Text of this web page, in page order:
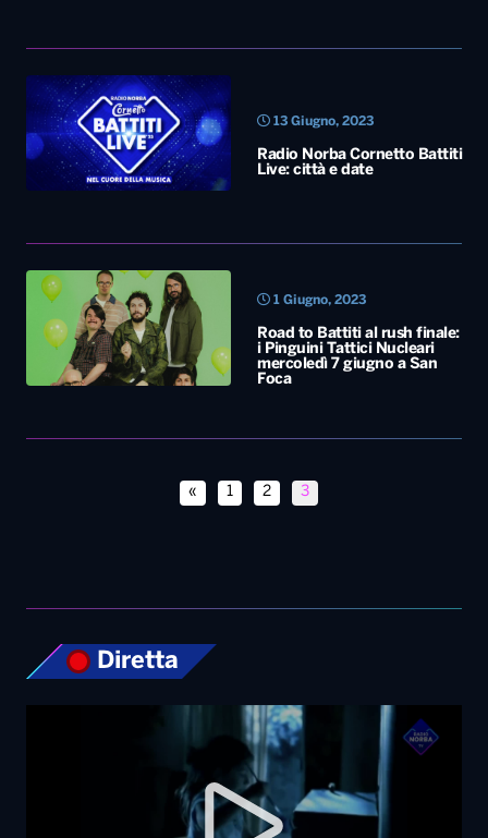
13 Giugno, 2023
Radio Norba Cornetto Battiti
Live: città e date
1 Giugno, 2023
Road to Battiti al rush finale:
i Pinguini Tattici Nucleari
mercoledì 7 giugno a San
Foca
« 1 2 3
Diretta